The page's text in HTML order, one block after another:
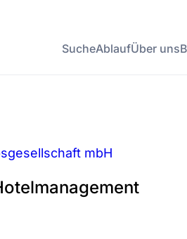
SucheAblaufÜber uns
mbH